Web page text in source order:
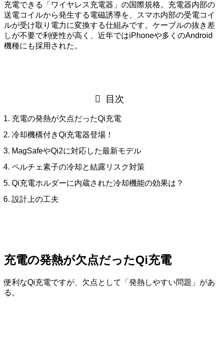
充電できる「ワイヤレス充電器」の国際規格。充電器内部の
送電コイルから発生する電磁誘導を、スマホ内部の受電コイ
ルが受け取り電力に変換する仕組みです。ケーブルの抜き差
しが不要で利便性が高く、近年ではiPhoneや多くのAndroid
機種にも採用された。
目次
充電の発熱が欠点だったQi充電
冷却機構付きQi充電器登場！
MagSafeやQi2に対応した最新モデル
ペルチェ素子の冷却と結露リスク対策
Qi充電ホルダーに内蔵された冷却機能の効果は？
設計上の工夫
充電の発熱が欠点だったQi充電
便利なQi充電ですが、欠点として「発熱しやすい問題」があ
る。